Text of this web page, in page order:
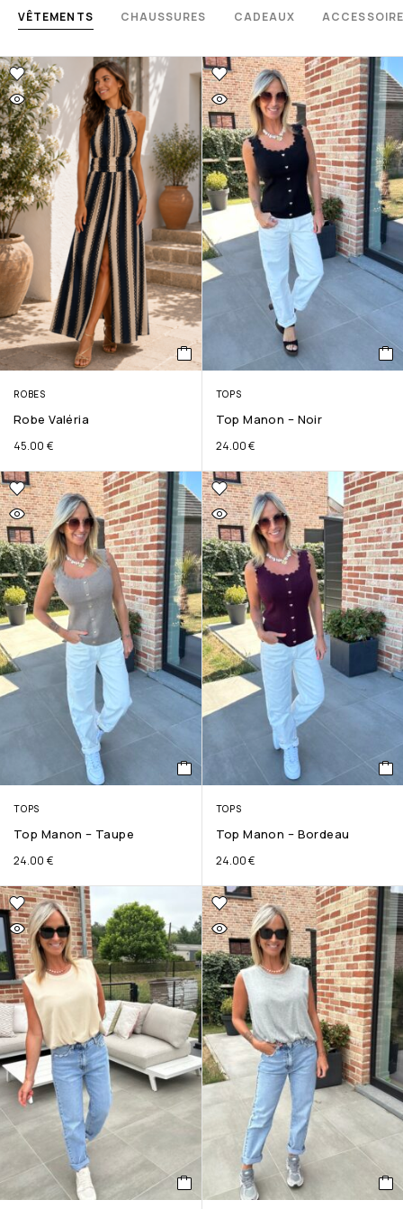
VÊTEMENTS CHAUSSURES CADEAUX
ROBES
Robe Valéria
45.00 €
TOPS
Top Manon – Noir
24.00€
TOPS
Top Manon – Taupe
24.00 €
TOPS
Top Manon – Bordeau
24.00€